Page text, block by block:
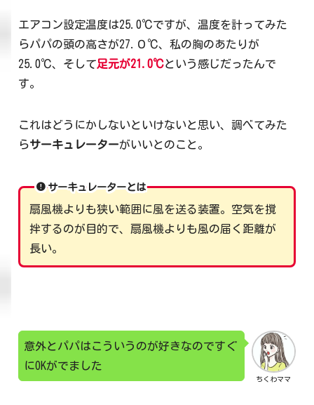
エアコン設定温度は25.0℃ですが、温度を計ってみた
らパパの頭の高さが27.０℃、私の胸のあたりが
25.0℃、そして足元が21.0℃という感じだったんで
す。
これはどうにかしないといけないと思い、調べてみた
らサーキュレーターがいいとのこと。
サーキュレーターとは
扇風機よりも狭い範囲に風を送る装置。空気を撹
拌するのが目的で、扇風機よりも風の届く距離が
長い。
ちくわママ
意外とパパはこういうのが好きなのですぐ
にOKがでました